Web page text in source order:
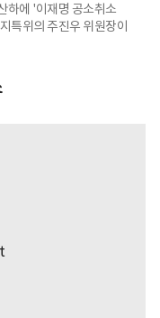
하에 '이재명 공소취소
특위의 주진우 위원장이